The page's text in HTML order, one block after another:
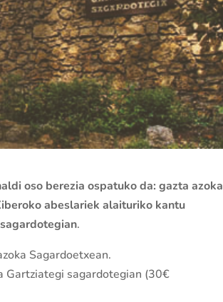
oso berezia ospatuko da: gazta azoka
abeslariek alaituriko kantu
.
Sagardoetxean.
Gartziategi sagardotegian (30€